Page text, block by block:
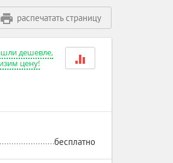
распечатать страницу
дешевле,
цену!
бесплатно